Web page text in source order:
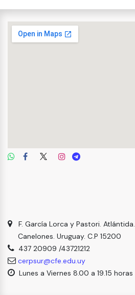
F. García Lorca y Pastori. Atlántida.
Canelones. Uruguay. C.P 15200
437 20909 /43721212
cerpsur@cfe.edu.uy
Lunes a Viernes 8.00 a 19.15 horas